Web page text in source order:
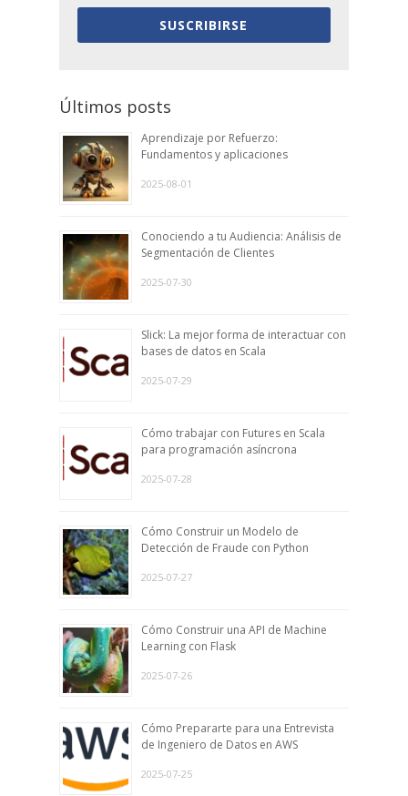
SUSCRIBIRSE
Últimos posts
Aprendizaje por Refuerzo:
Fundamentos y aplicaciones
2025-08-01
Conociendo a tu Audiencia: Análisis de
Segmentación de Clientes
2025-07-30
Slick: La mejor forma de interactuar con
bases de datos en Scala
2025-07-29
Cómo trabajar con Futures en Scala
para programación asíncrona
2025-07-28
Cómo Construir un Modelo de
Detección de Fraude con Python
2025-07-27
Cómo Construir una API de Machine
Learning con Flask
2025-07-26
Cómo Prepararte para una Entrevista
de Ingeniero de Datos en AWS
2025-07-25